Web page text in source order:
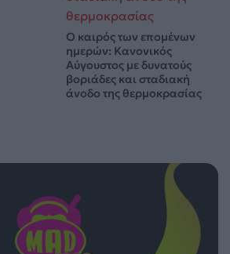
Ο καιρός των επομένων
ημερών: Κανονικός
Αύγουστος με δυνατούς
βοριάδες και σταδιακή
άνοδο της θερμοκρασίας